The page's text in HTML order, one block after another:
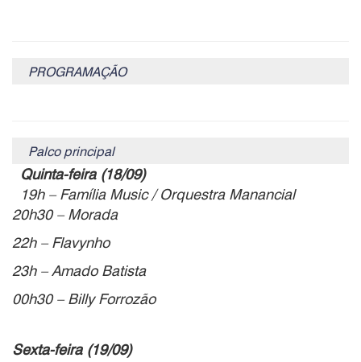
PROGRAMAÇÃO
Palco principal
Quinta-feira (18/09)
19h – Família Music / Orquestra Manancial
20h30 – Morada
22h – Flavynho
23h – Amado Batista
00h30 – Billy Forrozão
Sexta-feira (19/09)